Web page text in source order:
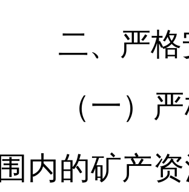
二、严
（一）严
围内的矿产